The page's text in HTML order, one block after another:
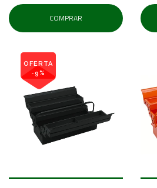
COMPRAR
OFERTA
-9%